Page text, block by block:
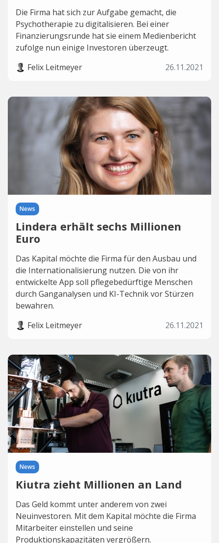
Die Firma hat sich zur Aufgabe gemacht, die
Psychotherapie zu digitalisieren. Bei einer
Finanzierungsrunde hat sie einem Medienbericht
zufolge nun einige Investoren überzeugt.
Felix Leitmeyer
26.11.2021
News
Lindera erhält sechs Millionen
Euro
Das Kapital möchte die Firma für den Ausbau und
die Internationalisierung nutzen. Die von ihr
entwickelte App soll pflegebedürftige Menschen
durch Ganganalysen und KI-Technik vor Stürzen
bewahren.
Felix Leitmeyer
26.11.2021
News
Kiutra zieht Millionen an Land
Das Geld kommt unter anderem von zwei
Neuinvestoren. Mit dem Kapital möchte die Firma
Mitarbeiter einstellen und seine
Produktionskapazitäten vergrößern.